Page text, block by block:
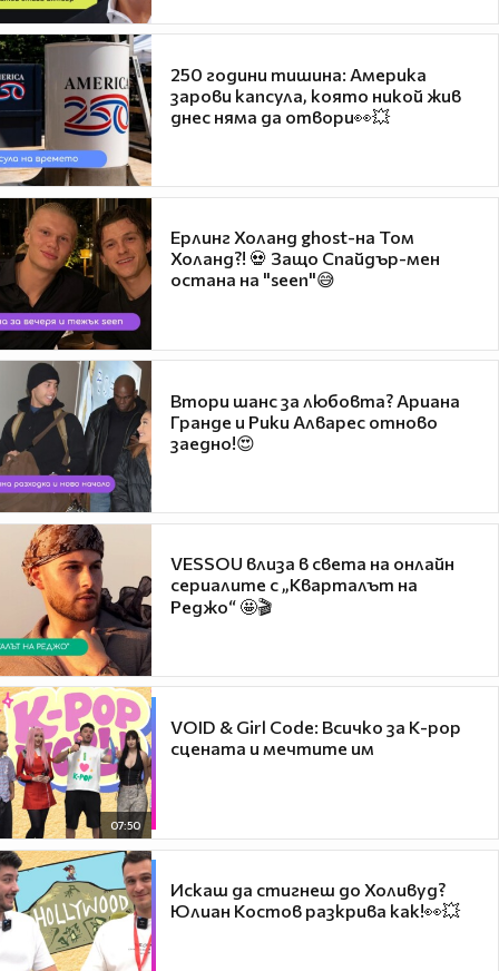
250 години тишина: Америка
зарови капсула, която никой жив
днес няма да отвори👀💥
Ерлинг Холанд ghost-на Том
Холанд?! 💀 Защо Спайдър-мен
остана на "seen"😅
Втори шанс за любовта? Ариана
Гранде и Рики Алварес отново
заедно!😍
VESSOU влиза в света на онлайн
сериалите с „Кварталът на
Реджо“ 🤩🎬
07:50
VOID & Girl Code: Всичко за K-pop
сцената и мечтите им
Искаш да стигнеш до Холивуд?
Юлиан Костов разкрива как!👀💥